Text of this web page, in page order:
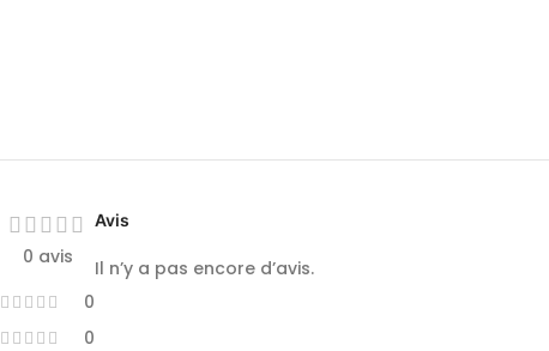
0 avis
0
0
Avis
Il n’y a pas encore d’avis.